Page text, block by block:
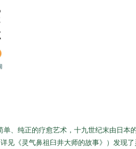
单、纯正的疗愈艺术，十九世纪末由日
见 《灵气鼻祖臼井大师的故事》
）发现